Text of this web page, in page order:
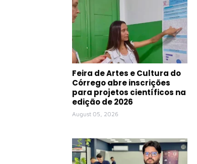
Feira de Artes e Cultura do
Córrego abre inscrições
para projetos científicos na
edição de 2026
August 05, 2026